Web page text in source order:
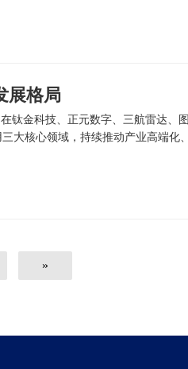
展格局
钛金科技、正元数字、三航雷达、图
大核心领域，持续推动产业高端化、
»